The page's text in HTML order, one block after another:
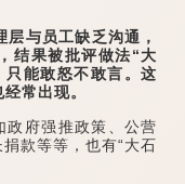
与员工缺乏沟通，
结果被批评做法“大
能敢怒不敢言。这
常出现。
府强推政策、公营
款等等，也有“大石